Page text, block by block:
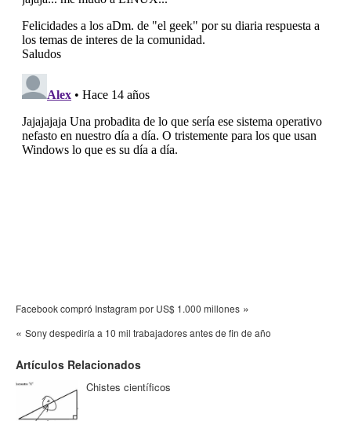
Facebook compró Instagram por US$ 1.000 millones »
« Sony despediría a 10 mil trabajadores antes de fin de año
Artículos Relacionados
Chistes científicos